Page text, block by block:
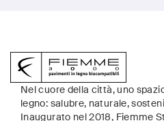
Nel cuore della città, uno
legno: salubre, naturale,
Inaugurato nel 2018, Fiemme